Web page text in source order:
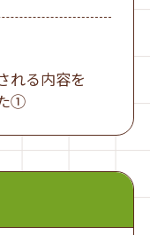
れる内容を
①